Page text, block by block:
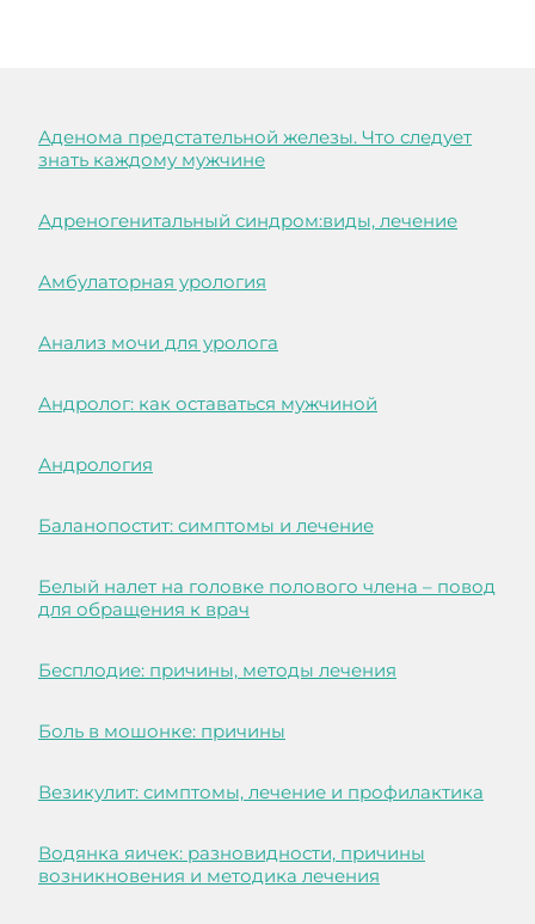
Аденома предстательной железы. Что следует
знать каждому мужчине
Адреногенитальный синдром:виды, лечение
Амбулаторная урология
Анализ мочи для уролога
Андролог: как оставаться мужчиной
Андрология
Баланопостит: симптомы и лечение
Белый налет на головке полового члена – повод
для обращения к врач
Бесплодие: причины, методы лечения
Боль в мошонке: причины
Везикулит: симптомы, лечение и профилактика
Водянка яичек: разновидности, причины
возникновения и методика лечения